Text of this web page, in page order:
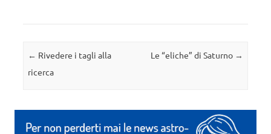
Navigazione articolo
← Rivedere i tagli alla
ricerca
Le “eliche” di Saturno →